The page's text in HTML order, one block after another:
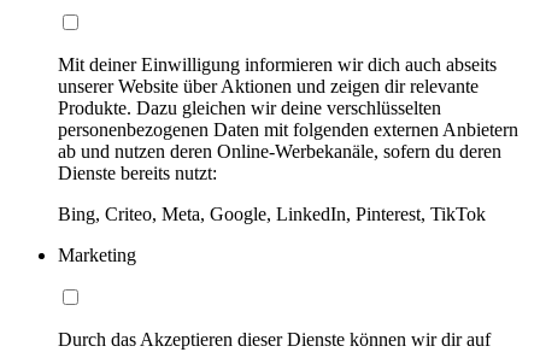
Mit deiner Einwilligung informieren wir dich auch abseits
unserer Website über Aktionen und zeigen dir relevante
Produkte. Dazu gleichen wir deine verschlüsselten
personenbezogenen Daten mit folgenden externen Anbietern
ab und nutzen deren Online-Werbekanäle, sofern du deren
Dienste bereits nutzt:
Bing, Criteo, Meta, Google, LinkedIn, Pinterest, TikTok
Marketing
Durch das Akzeptieren dieser Dienste können wir dir auf